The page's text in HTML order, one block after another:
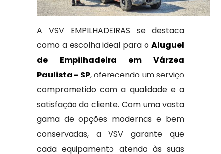
A VSV EMPILHADEIRAS se destaca
como a escolha ideal para oAluguel
de Empilhadeira em Várzea
Paulista - SP, oferecendo um serviço
comprometido com a qualidade e a
satisfação do cliente. Com uma vasta
gama de opções modernas e bem
conservadas, a VSV garante que
cada equipamento atenda às suas